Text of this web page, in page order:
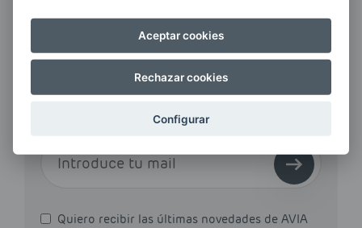
¿QUIERES ESTAR AL DÍA DE
ÚLTIMAS NOVEDADES?
Quiero recibir las últimas novedades de AVIA
Aceptar cookies
Rechazar cookies
Configurar